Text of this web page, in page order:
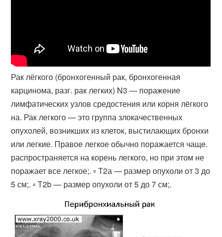
Рак лёгкого (бронхогенный рак, бронхогенная
карцинома, разг. рак легких) N3 — поражение
лимфатических узлов средостения или корня лёгкого
на. Рак легкого — это группа злокачественных
опухолей, возникших из клеток, выстилающих бронхи
или легкие. Правое легкое обычно поражается чаще.
распространяется на корень легкого, но при этом не
поражает все легкое;. ▫ Т2а — размер опухоли от 3 до
5 см;. ▫ Т2b — размер опухоли от 5 до 7 см;.